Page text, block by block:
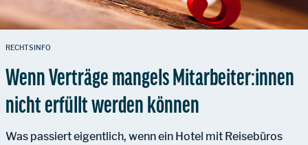
RECHTSINFO
Wenn Verträge mangels Mitarbeiter:innen
nicht erfüllt werden können
Was passiert eigentlich, wenn ein Hotel mit Reisebüros